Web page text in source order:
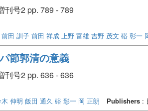
刊号2 pp. 789 - 789
前田 訓子 前田 祥成 上野 富雄 吉野 茂文 硲 彰一
節郭清の意義
刊号2 pp. 636 - 636
伸明 飯田 通久 硲 彰一 岡 正朗 Publishers :